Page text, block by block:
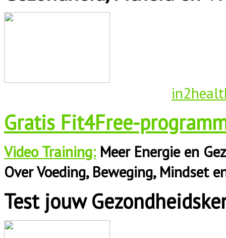
Gratis Fit4Free-
Video Training:Meer Energie en
Over Voeding, Beweging, Mindset
Test jouw